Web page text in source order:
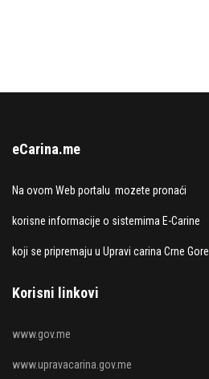
eCarina.me
Na ovom Web portalu mozete pronaći
korisne informacije o sistemima E-Carine
koji se pripremaju u Upravi carina Crne Gore.
Korisni linkovi
www.gov.me
www.upravacarina.gov.me